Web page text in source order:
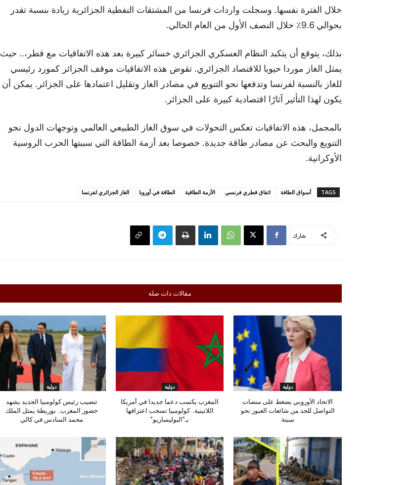
خلال الفترة نفسها. وسجلت واردات فرنسا من المشتقات النفطية الجزائرية زيادة بنسبة تقدر
بحوالي 9.6٪ خلال النصف الأول من العام الحالي.
بذلك، يتوقع أن يتكبد النظام العسكري الجزائري خسائر كبيرة بعد هذه الاتفاقيات مع قطر،.. حيث
يمثل الغاز موردا حيويا للاقتصاد الجزائري. تقوض هذه الاتفاقيات موقف الجزائر كمورد رئيسي
للغاز بالنسبة لفرنسا وتدفعها نحو التنويع في مصادر الغاز وتقليل اعتمادها على الجزائر. يمكن أن
يكون لهذا التأثير آثارًا اقتصادية كبيرة على الجزائر.
بالمجمل، هذه الاتفاقيات تعكس التحولات في سوق الغاز الطبيعي العالمي وتوجهات الدول نحو
التنويع والبحث عن مصادر طاقة جديدة. خصوصا بعد أزمة الطاقة التي سببتها الحرب الروسية
الأوكرانية.
TAGS أسواق الطافة اتفاق قطري فرنسي الأزمة الطاقية الطاقة في أوروبا الغاز الجزائري لفرنسا
شارك
مقالات ذات صلة
دولية
الاتحاد الأوروبي يضغط على منصات
التواصل للحد من شائعات العبور نحو
سبتة
دولية
المغرب يكسب دعما جديدا في أمريكا
اللاتينية.. كولومبيا تسحب اعترافها
بـ”البوليساريو”
دولية
تنصيب رئيس كولومبيا الجديد يشهد
حضور المغرب.. بوريطة يمثل الملك
محمد السادس في كالي